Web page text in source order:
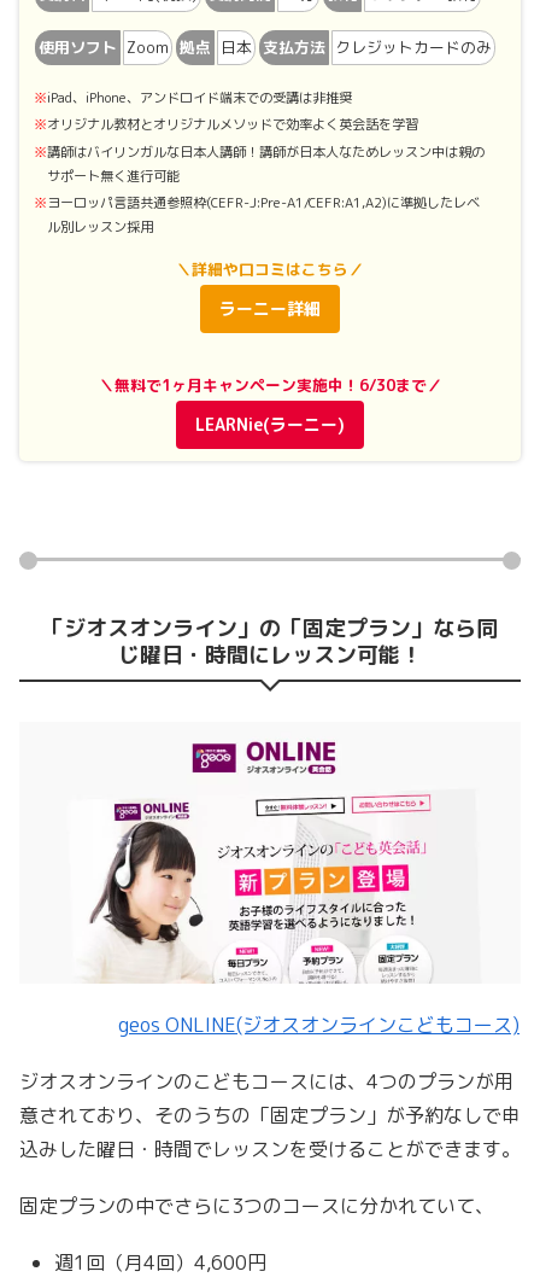
使用ソフト Zoom 拠点 日本 支払方法 クレジットカードのみ
iPad、iPhone、アンドロイド端末での受講は非推奨
オリジナル教材とオリジナルメソッドで効率よく英会話を学習
講師はバイリンガルな日本人講師！講師が日本人なためレッスン中は親の
サポート無く進行可能
ヨーロッパ言語共通参照枠(CEFR-J:Pre-A1/CEFR:A1,A2)に準拠したレベ
ル別レッスン採用
＼詳細や口コミはこちら／
ラーニー詳細
＼無料で1ヶ月キャンペーン実施中！6/30まで／
LEARNie(ラーニー)
「ジオスオンライン」の「固定プラン」なら同
じ曜日・時間にレッスン可能！
geos ONLINE(ジオスオンラインこどもコース)
ジオスオンラインのこどもコースには、4つのプランが用
意されており、そのうちの「固定プラン」が予約なしで申
込みした曜日・時間でレッスンを受けることができます。
固定プランの中でさらに3つのコースに分かれていて、
週1回（月4回）4,600円